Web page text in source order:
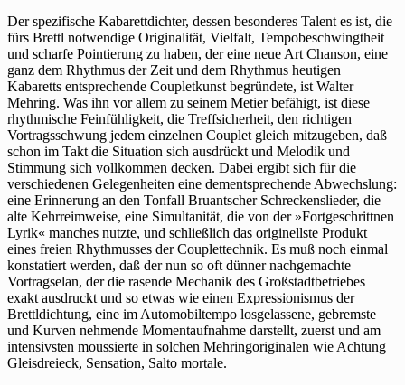
Der spezifische Kabarettdichter, dessen besonderes Talent es ist, die
fürs Brettl notwendige Originalität, Vielfalt, Tempobeschwingtheit
und scharfe Pointierung zu haben, der eine neue Art Chanson, eine
ganz dem Rhythmus der Zeit und dem Rhythmus heutigen
Kabaretts entsprechende Coupletkunst begründete, ist Walter
Mehring. Was ihn vor allem zu seinem Metier befähigt, ist diese
rhythmische Feinfühligkeit, die Treffsicherheit, den richtigen
Vortragsschwung jedem einzelnen Couplet gleich mitzugeben, daß
schon im Takt die Situation sich ausdrückt und Melodik und
Stimmung sich vollkommen decken. Dabei ergibt sich für die
verschiedenen Gelegenheiten eine dementsprechende Abwechslung:
eine Erinnerung an den Tonfall Bruantscher Schreckenslieder, die
alte Kehrreimweise, eine Simultanität, die von der »Fortgeschrittnen
Lyrik« manches nutzte, und schließlich das originellste Produkt
eines freien Rhythmusses der Couplettechnik. Es muß noch einmal
konstatiert werden, daß der nun so oft dünner nachgemachte
Vortragselan, der die rasende Mechanik des Großstadtbetriebes
exakt ausdruckt und so etwas wie einen Expressionismus der
Brettldichtung, eine im Automobiltempo losgelassene, gebremste
und Kurven nehmende Momentaufnahme darstellt, zuerst und am
intensivsten moussierte in solchen Mehringoriginalen wie Achtung
Gleisdreieck, Sensation, Salto mortale.